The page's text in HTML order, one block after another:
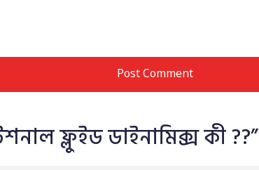
ফ্লুইড ডাইনামিক্স কী ??”